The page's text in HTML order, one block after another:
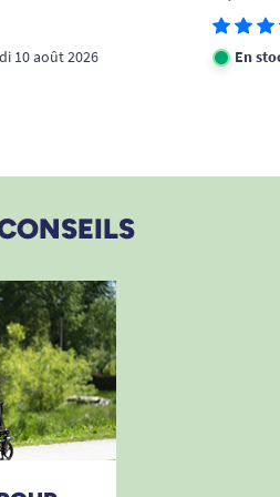
10 août 2026 En